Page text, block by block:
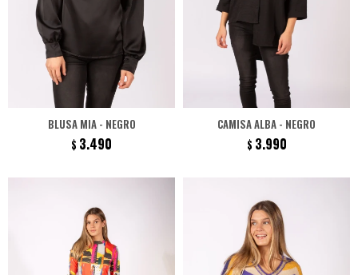
BLUSA MIA - NEGRO
$ 3.490
CAMISA ALBA - NEGRO
$ 3.990